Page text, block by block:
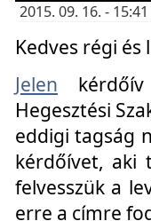
2015. 09. 16. -
Kedves régi
Jelen
Hegesztési
eddigi tagság
kérdőívet, aki
felvesszük a
erre a címre